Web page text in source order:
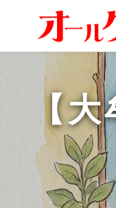
【